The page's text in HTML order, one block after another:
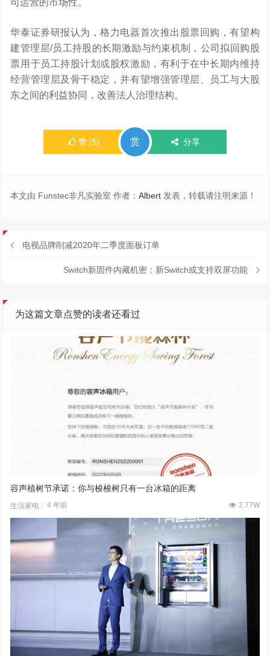
华泰证券研报认为，格力电器首次推出股票回购，有望构
建管理层/员工持股的长期激励与约束机制，公司拟回购股
票用于员工持股计划或股权激励，有利于在中长期内维持
经营管理层及骨干稳定，并有望增强管理层、员工与大股
东之间的利益协同，改善法人治理结构。
赞 (5) 赏 分享
本文由 Funstec非凡实验室 作者：Albert 发表，转载请注明来源！
电视品牌削减2020年二季度面板订单
Switch新固件内藏机密：新Switch或支持双屏功能
为这篇文章点赞的读者还看过
容声植树节承诺：你与梭梭树只有一台冰箱的距离
生活家电 4 年前 2.77W